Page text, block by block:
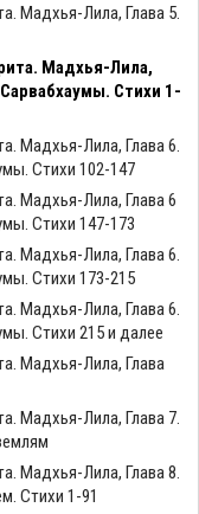
Мадхья-Лила, Глава 5.
Мадхья-Лила,
Стихи 1-
Мадхья-Лила, Глава 6.
Стихи 102-147
Мадхья-Лила, Глава 6
Стихи 147-173
Мадхья-Лила, Глава 6.
Стихи 173-215
Мадхья-Лила, Глава 6.
Стихи 215 и далее
Мадхья-Лила, Глава
Мадхья-Лила, Глава 7.
Мадхья-Лила, Глава 8.
Стихи 1-91